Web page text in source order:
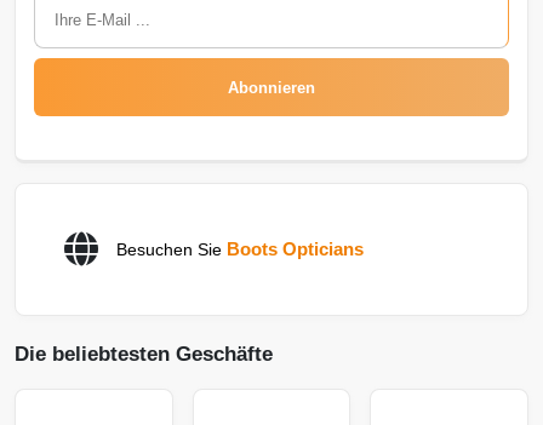
Abonnieren
Besuchen Sie Boots Opticians
Die beliebtesten Geschäfte